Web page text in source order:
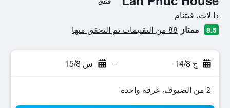
دا لات، فيتنام
8.5 ممتاز 88 من التقييمات تم التحقق منها
ج 14/8 - س 15/8
2 من الضيوف، غرفة واحدة